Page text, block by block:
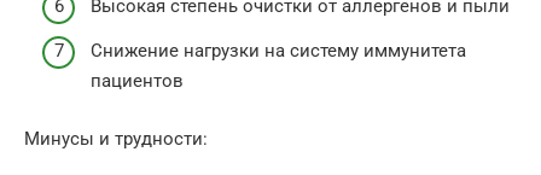
Высокая степень очистки от аллергенов и пыли
Снижение нагрузки на систему иммунитета
пациентов
Минусы и трудности: